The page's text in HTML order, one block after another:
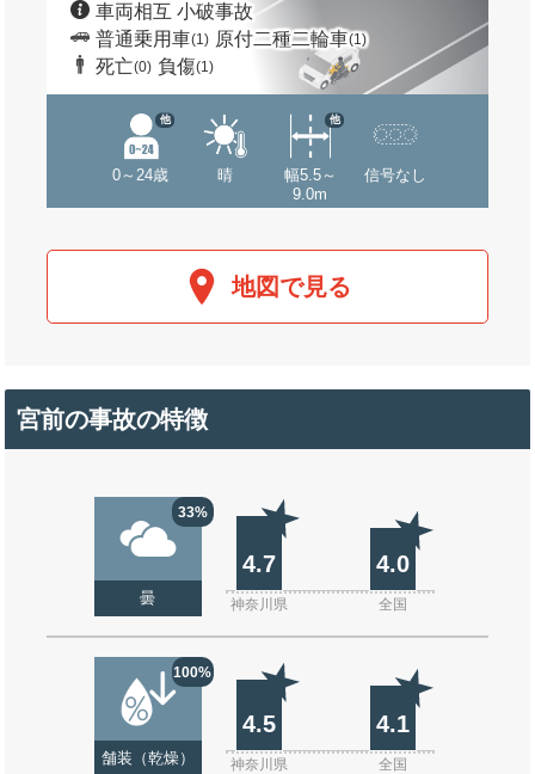
車両相互 小破事故
普通乗用車(1) 原付二種二輪車(1)
死亡(0) 負傷(1)
0～24歳
他
晴
幅5.5～
9.0m
他
信号なし
地図で見る
宮前の事故の特徴
33%
曇
4.7 4.0
神奈川県 全国
100%
舗装（乾燥）
4.5 4.1
神奈川県 全国